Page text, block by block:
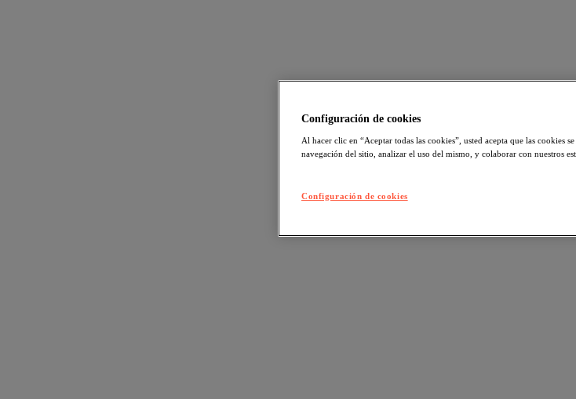
Configuración de cookies
Al hacer clic en “Aceptar todas las cookies”, usted acepta que las cookies
navegación del sitio, analizar el uso del mismo, y colaborar con nuestros
Configuración de cookies